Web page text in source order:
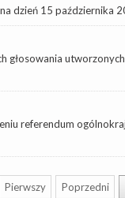
dzień 15 października
głosowania
referendum
Pierwszy Poprzedni